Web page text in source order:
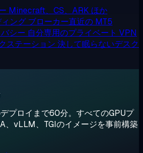
Minecraft、CS、ARK ほか
ング ブローカー直近の MT5
シー 自分専用のプライベート VPN
ステーション 決して眠らないデスク
プロイまで60分。すべてのGPUプ
、vLLM、TGIのイメージを事前構築